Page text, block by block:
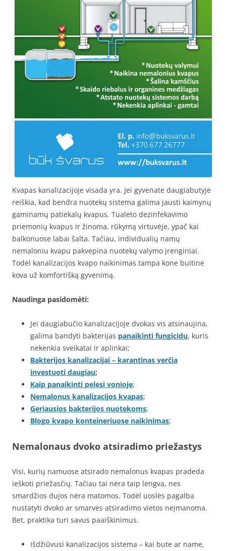
Kvapas kanalizacijoje visada yra. Jei gyvenate daugiabutyje
reiškia, kad bendra nuotekų sistema galima jausti kaimynų
gaminamų patiekalų kvapus. Tualeto dezinfekavimo
priemonių kvapus ir žinoma, rūkymą virtuvėje, ypač kai
balkonuose labai šalta. Tačiau, individualių namų
nemaloniu kvapu pakvepina nuotekų valymo įrenginiai.
Todėl kanalizacijos kvapo naikinimas tampa kone buitine
kova už komfortišką gyvenimą.
Naudinga pasidomėti:
Jei daugiabučio kanalizacijoje dvokas vis atsinaujina,
galima bandyti bakterijas panaikinti fungicidu, kuris
nekenkia sveikatai ir aplinkai;
Bakterijos kanalizacijai – karantinas verčia
investuoti daugiau;
Kaip panaikinti pelesi vonioje;
Nemalonus kanalizacijos kvapas;
Geriausios bakterijos nuotekoms;
Blogo kvapo konteineriuose naikinimas;
Nemalonaus dvoko atsiradimo priežastys
Visi, kurių namuose atsirado nemalonus kvapas pradeda
ieškoti priežasčių. Tačiau tai nėra taip lengva, nes
smardžios dujos nėra matomos. Todėl uoslės pagalba
nustatyti dvoko ar smarvės atsiradimo vietos neįmanoma.
Bet, praktika turi savus paaiškinimus.
Išdžiūvusi kanalizacijos sistema – kai bute ar name,